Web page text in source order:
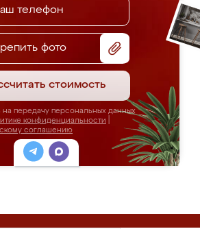
фото
стоимость
передачу персональных данных
конфиденциальности
соглашению